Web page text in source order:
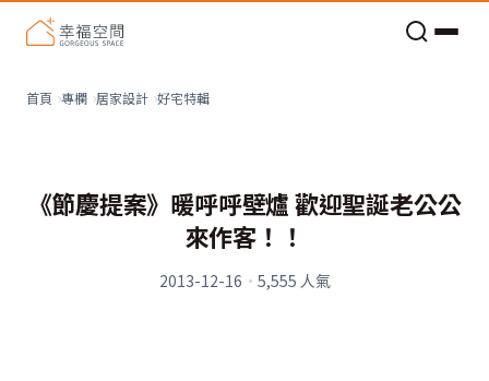
首頁 專欄 居家設計 好宅特輯
《節慶提案》暖呼呼壁爐 歡迎聖誕老公公
來作客！！
2013-12-16 · 5,555 人氣